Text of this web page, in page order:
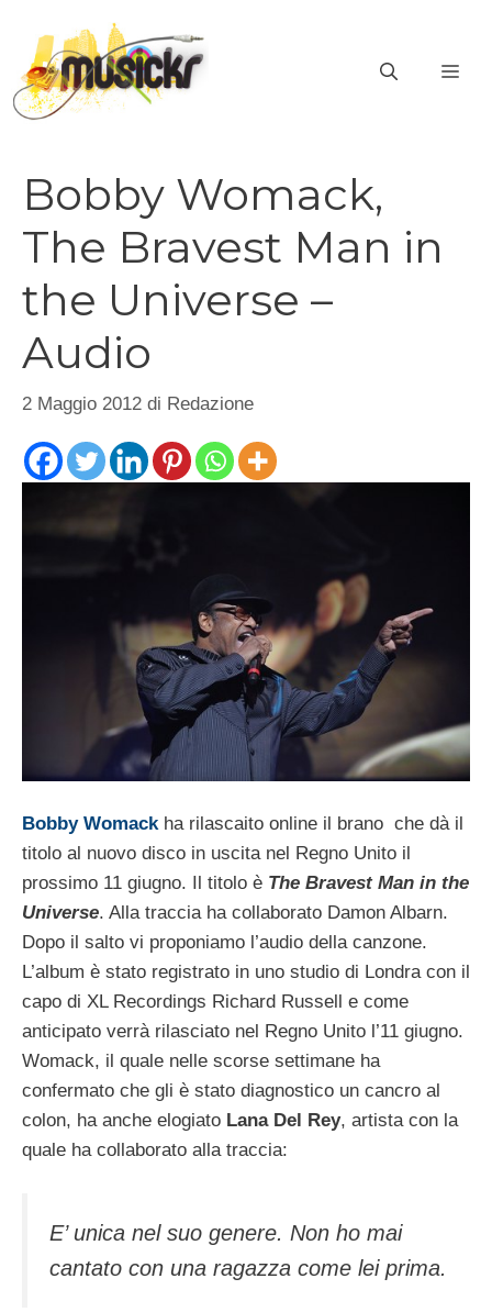
contenuto
Bobby Womack,
The Bravest Man in
the Universe –
Audio
2 Maggio 2012 di Redazione
Bobby Womackha rilascaito online il brano che dà il
titolo al nuovo disco in uscita nel Regno Unito il
prossimo 11 giugno. Il titolo è The Bravest Man in the
Universe. Alla traccia ha collaborato Damon Albarn.
Dopo il salto vi proponiamo l’audio della canzone.
L’album è stato registrato in uno studio di Londra con il
capo di XL Recordings Richard Russell e come
anticipato verrà rilasciato nel Regno Unito l’11 giugno.
Womack, il quale nelle scorse settimane ha
confermato che gli è stato diagnostico un cancro al
colon, ha anche elogiato Lana Del Rey, artista con la
quale ha collaborato alla traccia:
E’ unica nel suo genere. Non ho mai
cantato con una ragazza come lei prima.